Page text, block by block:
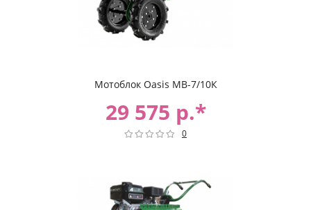
Мотоблок Oasis МВ-7/10К
29 575 р.*
0